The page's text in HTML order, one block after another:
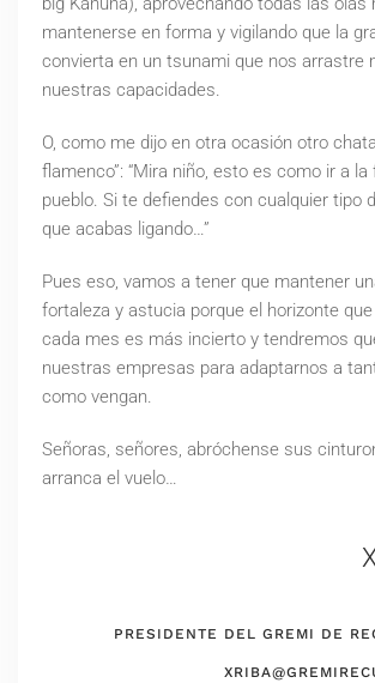
mantenerse en forma y vigilando que la
convierta en un tsunami que nos arrastre
nuestras capacidades.
O, como me dijo en otra ocasión otro
flamenco”: “Mira niño, esto es como ir a
pueblo. Si te defiendes con cualquier tipo
que acabas ligando…”
Pues eso, vamos a tener que mantener
fortaleza y astucia porque el horizonte
cada mes es más incierto y tendremos
nuestras empresas para adaptarnos a
como vengan.
Señoras, señores, abróchense sus
arranca el vuelo…
PRESIDENTE DEL GREMI DE